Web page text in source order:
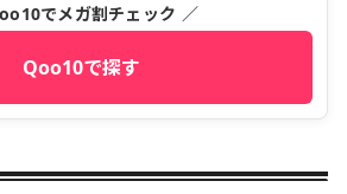
でメガ割チェック ／
Qoo10で探す